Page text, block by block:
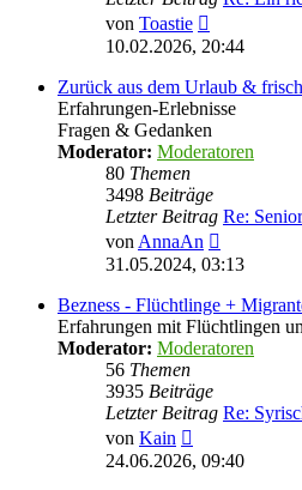
von Toastie
Beitrag
10.02.2026, 20:44
Zurück aus dem Urlaub &
Erfahrungen-Erlebnisse
Fragen & Gedanken
Moderator: Moderatoren
80 Themen
3498 Beiträge
Letzter Beitrag Re:
von AnnaAn
Beitrag
31.05.2024, 03:13
Bezness - Flüchtlinge +
Erfahrungen mit Flüchtlingen
Moderator: Moderatoren
56 Themen
3935 Beiträge
Letzter Beitrag Re:
von Kain
Beitrag
24.06.2026, 09:40